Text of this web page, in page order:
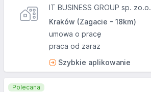
IT BUSINESS GROUP sp. zo.o.
Kraków (Zagacie - 18km)
umowa o pracę
praca od zaraz
Szybkie aplikowanie
Polecana